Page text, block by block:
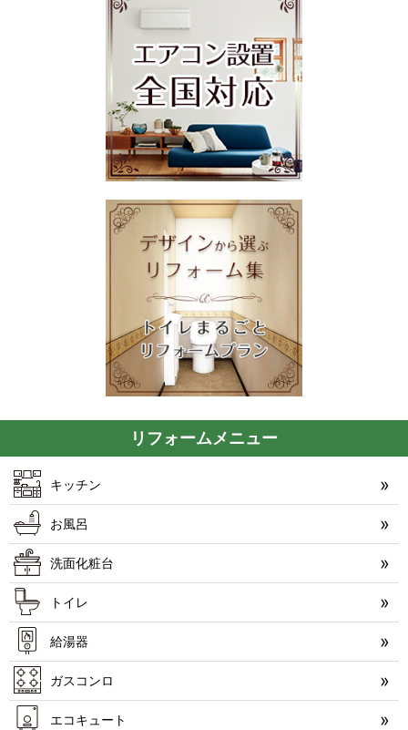
リフォームメニュー
キッチン
お風呂
洗面化粧台
トイレ
給湯器
ガスコンロ
エコキュート